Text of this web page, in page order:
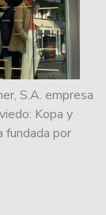
S.A. empresa
Kopa y
fundada por